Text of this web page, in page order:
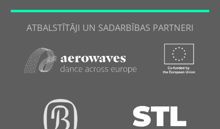
ATBALSTĪTĀJI UN SADARBĪBAS PARTNERI